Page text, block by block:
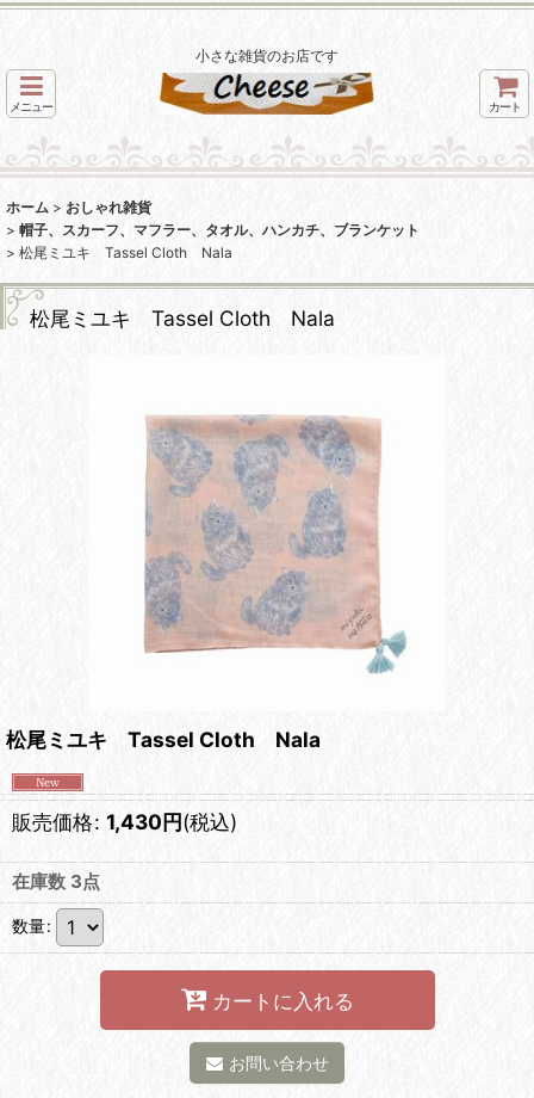
小さな雑貨のお店です
メニュー カート
ホーム > おしゃれ雑貨
> 帽子、スカーフ、マフラー、タオル、ハンカチ、ブランケット
> 松尾ミユキ Tassel Cloth Nala
松尾ミユキ Tassel Cloth Nala
松尾ミユキ Tassel Cloth Nala
販売価格: 1,430円(税込)
在庫数 3点
数量:
カートに入れる
お問い合わせ